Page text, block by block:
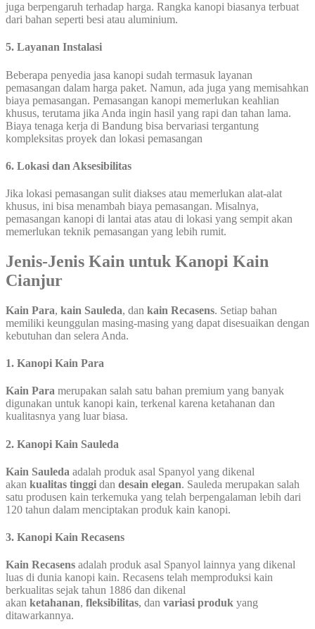
juga berpengaruh terhadap harga. Rangka kanopi biasanya terbuat
dari bahan seperti besi atau aluminium.
5. Layanan Instalasi
Beberapa penyedia jasa kanopi sudah termasuk layanan
pemasangan dalam harga paket. Namun, ada juga yang memisahkan
biaya pemasangan. Pemasangan kanopi memerlukan keahlian
khusus, terutama jika Anda ingin hasil yang rapi dan tahan lama.
Biaya tenaga kerja di Bandung bisa bervariasi tergantung
kompleksitas proyek dan lokasi pemasangan
6. Lokasi dan Aksesibilitas
Jika lokasi pemasangan sulit diakses atau memerlukan alat-alat
khusus, ini bisa menambah biaya pemasangan. Misalnya,
pemasangan kanopi di lantai atas atau di lokasi yang sempit akan
memerlukan teknik pemasangan yang lebih rumit.
Jenis-Jenis Kain untuk Kanopi Kain
Cianjur
Kain Para, kain Sauleda, dan kain Recasens. Setiap bahan
memiliki keunggulan masing-masing yang dapat disesuaikan dengan
kebutuhan dan selera Anda.
1. Kanopi Kain Para
Kain Para merupakan salah satu bahan premium yang banyak
digunakan untuk kanopi kain, terkenal karena ketahanan dan
kualitasnya yang luar biasa.
2. Kanopi Kain Sauleda
Kain Sauleda adalah produk asal Spanyol yang dikenal
akan kualitas tinggi dan desain elegan. Sauleda merupakan salah
satu produsen kain terkemuka yang telah berpengalaman lebih dari
120 tahun dalam menciptakan produk kain kanopi.
3. Kanopi Kain Recasens
Kain Recasens adalah produk asal Spanyol lainnya yang dikenal
luas di dunia kanopi kain. Recasens telah memproduksi kain
berkualitas sejak tahun 1886 dan dikenal
akan ketahanan, fleksibilitas, dan variasi produk yang
ditawarkannya.